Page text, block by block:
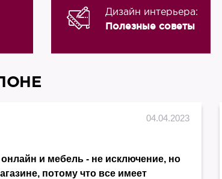
Дизайн интерьера:
Полезные советы
04.04.2023
и мебель - не исключение, но
потому что все имеет